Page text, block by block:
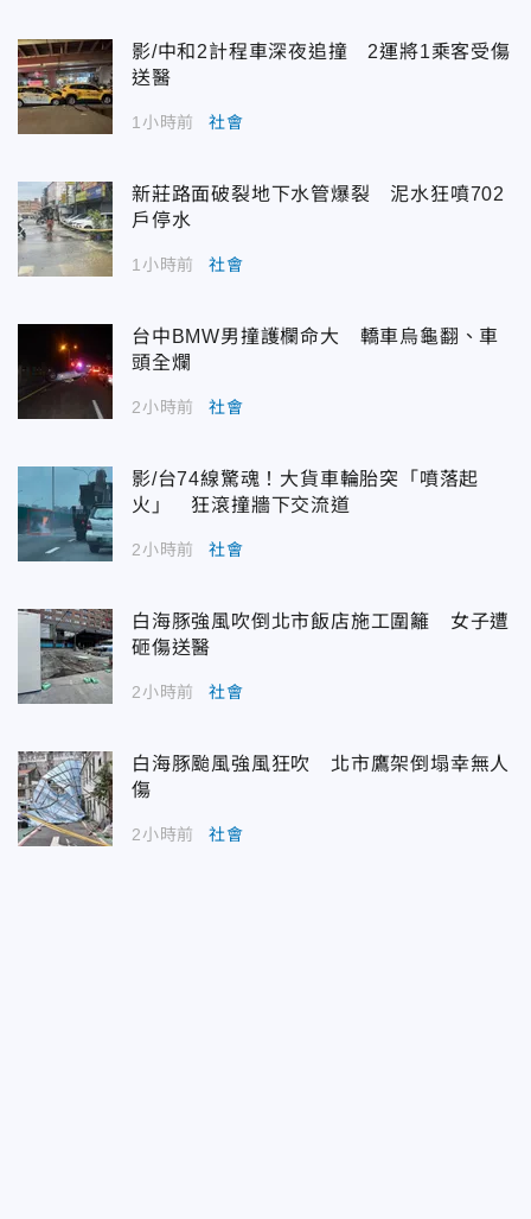
影/中和2計程車深夜追撞 2運將1乘客受傷
送醫
1小時前 社會
新莊路面破裂地下水管爆裂 泥水狂噴702
戶停水
1小時前 社會
台中BMW男撞護欄命大 轎車烏龜翻、車
頭全爛
2小時前 社會
影/台74線驚魂！大貨車輪胎突「噴落起
火」 狂滾撞牆下交流道
2小時前 社會
白海豚強風吹倒北市飯店施工圍籬 女子遭
砸傷送醫
2小時前 社會
白海豚颱風強風狂吹 北市鷹架倒塌幸無人
傷
2小時前 社會